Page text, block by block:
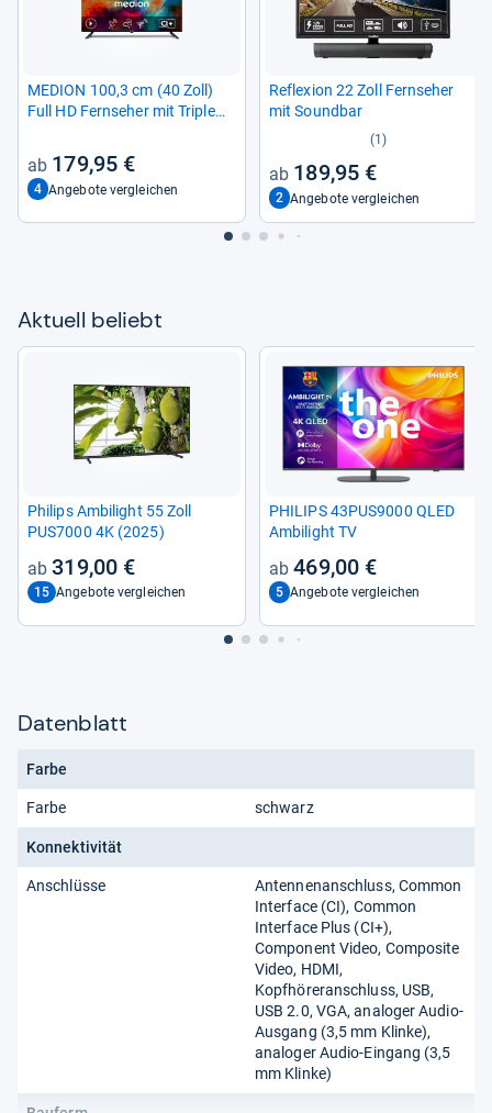
MEDION 100,3 cm (40 Zoll)
Full HD Fern­se­her mit Tri­ple
179,95 €
4 Angebote vergleichen
Refle­xion 22 Zoll Fern­se­her
mit Sound­bar
(1)
189,95 €
2 Angebote vergleichen
Aktu­ell beliebt
Phi­lips Ambi­light 55 Zoll
PUS7000 4K (2025)
319,00 €
15 Angebote vergleichen
PHI­LIPS 43PUS9000 QLED
Ambi­light TV
469,00 €
5 Angebote vergleichen
Datenblatt
Farbe
Farbe schwarz
Konnektivität
Anschlüsse
Antennenanschluss, Common
Interface (CI), Common
Interface Plus (CI+),
Component Video, Composite
Video, HDMI,
Kopfhöreranschluss, USB,
USB 2.0, VGA, analoger Audio-
Ausgang (3,5 mm Klinke),
analoger Audio-Eingang (3,5
mm Klinke)